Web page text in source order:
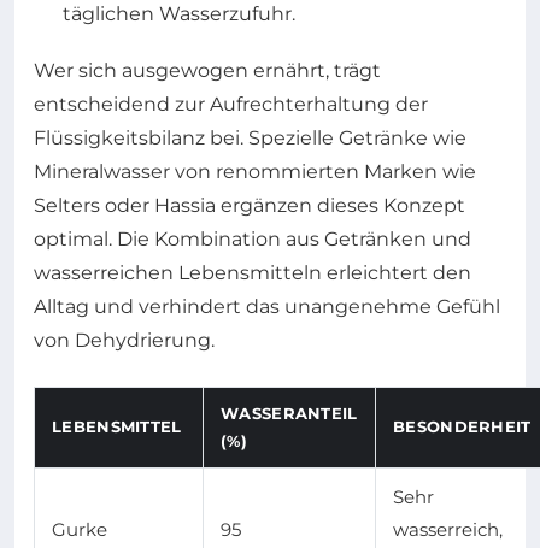
täglichen Wasserzufuhr.
Wer sich ausgewogen ernährt, trägt
entscheidend zur Aufrechterhaltung der
Flüssigkeitsbilanz bei. Spezielle Getränke wie
Mineralwasser von renommierten Marken wie
Selters oder Hassia ergänzen dieses Konzept
optimal. Die Kombination aus Getränken und
wasserreichen Lebensmitteln erleichtert den
Alltag und verhindert das unangenehme Gefühl
von Dehydrierung.
LEBENSMITTEL
WASSERANTEIL
(%)
BESONDERHEIT
Gurke 95
Sehr
wasserreich,